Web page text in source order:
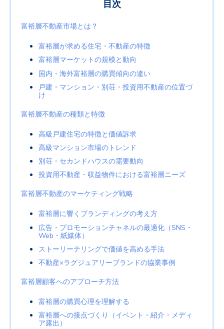
目次
富裕層不動産市場とは？
富裕層が求める住宅・不動産の特徴
富裕層マーケットの規模と動向
国内・海外富裕層の購買傾向の違い
戸建・マンション・別荘・投資用不動産の位置づ
け
富裕層不動産の種類と特徴
高級戸建住宅の特徴と価値訴求
高級マンション市場のトレンド
別荘・セカンドハウスの需要動向
投資用不動産・収益物件における富裕層ニーズ
富裕層不動産のマーケティング戦略
富裕層に響くブランディングの考え方
広告・プロモーションチャネルの最適化（SNS・
Web・紙媒体）
ストーリーテリングで価値を高める手法
不動産×ラグジュアリーブランドの協業事例
富裕層顧客へのアプローチ方法
富裕層の購買心理を理解する
富裕層への接点づくり（イベント・紹介・メディ
ア露出）